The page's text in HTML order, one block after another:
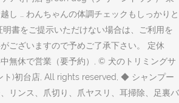
し … わんちゃんの体調チェックもしっかりと
書をご提示いただけない場合は、ご利用を
ございますので予めご了承下さい。 定休
無休で営業（要予約）, © 犬のトリミングサ
ト)初台店, All rights reserved, ◆ シャンプー
リンス、爪切り、爪ヤスリ、耳掃除、足裏バ